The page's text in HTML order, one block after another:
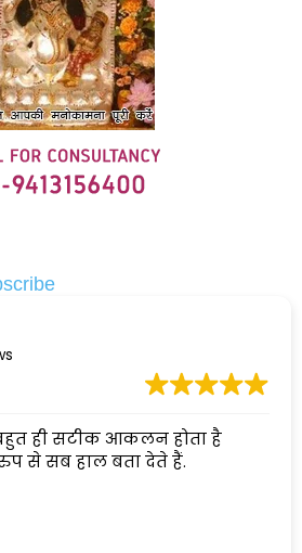
ही सटीक आकलन होता है
से सब हाल बता देते हैं.